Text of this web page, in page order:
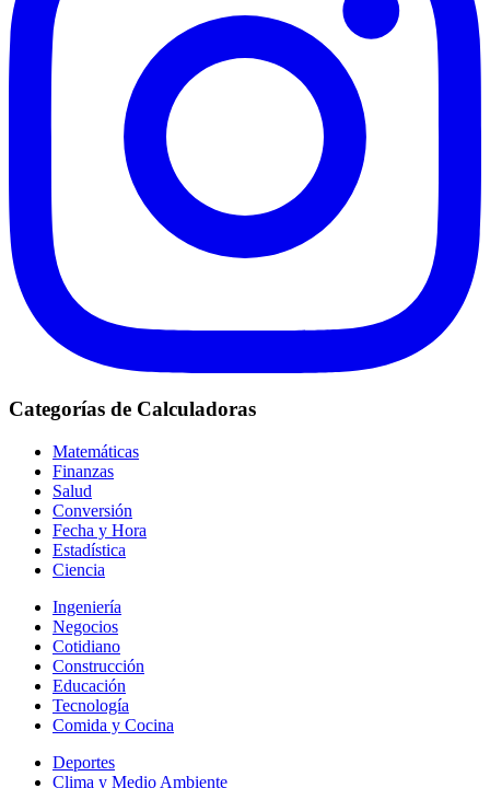
Categorías de Calculadoras
Matemáticas
Finanzas
Salud
Conversión
Fecha y Hora
Estadística
Ciencia
Ingeniería
Negocios
Cotidiano
Construcción
Educación
Tecnología
Comida y Cocina
Deportes
Clima y Medio Ambiente